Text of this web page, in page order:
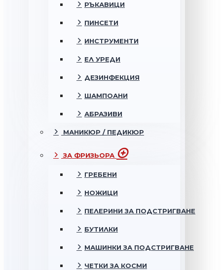
РЪКАВИЦИ
ПИНСЕТИ
ИНСТРУМЕНТИ
ЕЛ УРЕДИ
ДЕЗИНФЕКЦИЯ
ШАМПОАНИ
АБРАЗИВИ
МАНИКЮР / ПЕДИКЮР
ЗА ФРИЗЬОРА
ГРЕБЕНИ
НОЖИЦИ
ПЕЛЕРИНИ ЗА ПОДСТРИГВАНЕ
БУТИЛКИ
МАШИНКИ ЗА ПОДСТРИГВАНЕ
ЧЕТКИ ЗА КОСМИ